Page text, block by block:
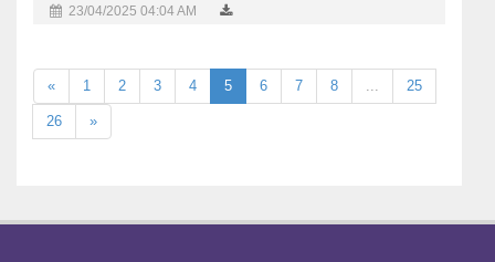
23/04/2025 04:04 AM
« 1 2 3 4 5 6 7 8 25
26 »